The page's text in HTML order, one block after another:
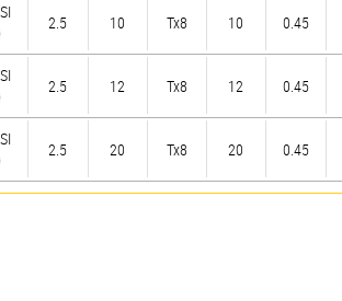
2.5 10 Tx8 10 0.45
2.5 12 Tx8 12 0.45
2.5 20 Tx8 20 0.45